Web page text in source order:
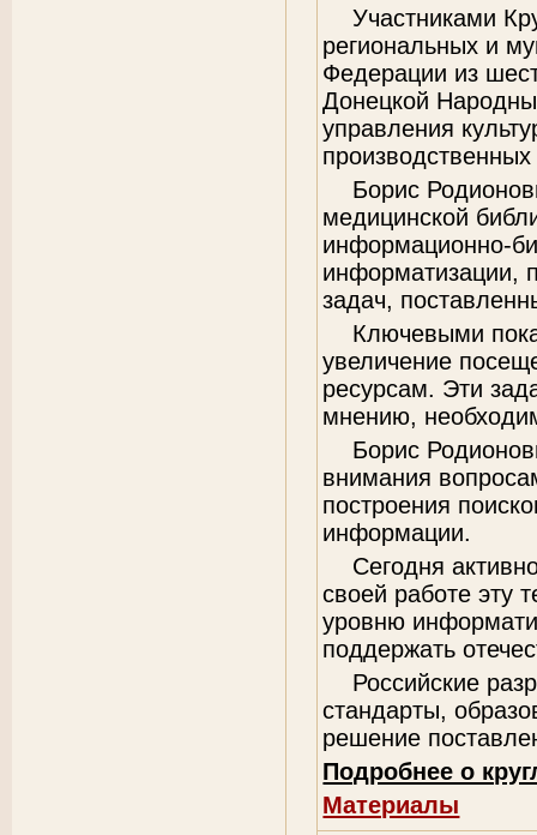
Участниками
региональных и
Федерации из
Донецкой
управления
Борис
медицинской
информационно-
информатизации,
задач,
Ключевыми
увеличение
ресурсам. Эти
мнению,
Борис
внимания
построения
информации.
Сегодня
своей работе эту
уровню
поддержать
Российские
стандарты,
решение
Подробнее о
Материалы